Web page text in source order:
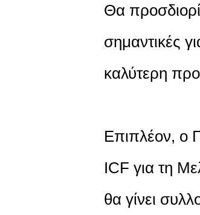
Θα
σημαντικές
καλύτερη
Επιπλέον, ο
ICF για τη
θα γίνει